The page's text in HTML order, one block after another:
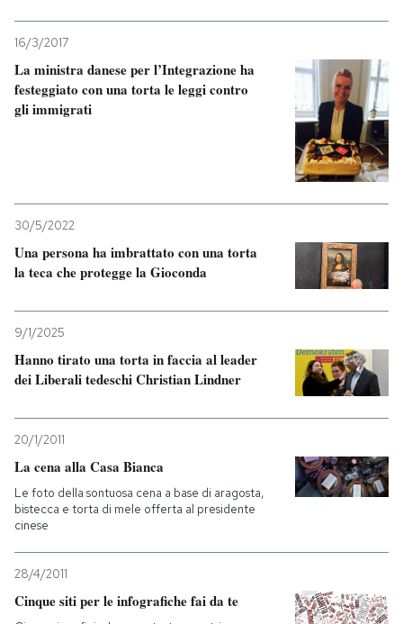
16/3/2017
La ministra danese per l’Integrazione ha
festeggiato con una torta le leggi contro
gli immigrati
30/5/2022
Una persona ha imbrattato con una torta
la teca che protegge la Gioconda
9/1/2025
Hanno tirato una torta in faccia al leader
dei Liberali tedeschi Christian Lindner
20/1/2011
La cena alla Casa Bianca
Le foto della sontuosa cena a base di aragosta,
bistecca e torta di mele offerta al presidente
cinese
28/4/2011
Cinque siti per le infografiche fai da te